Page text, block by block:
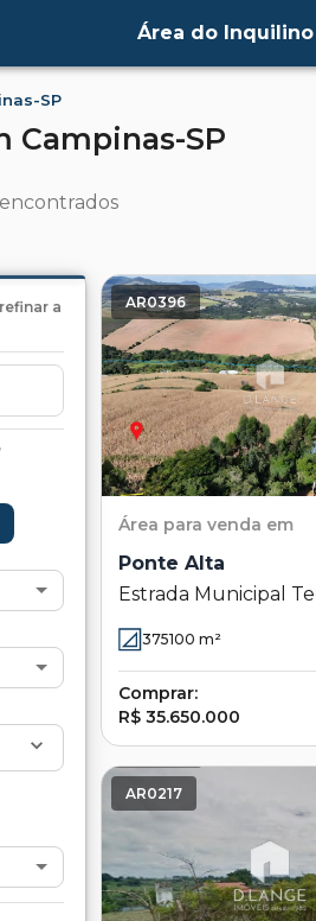
Área do Inquilino
SP
Campinas-SP
a
AR0396
Área para venda em
Ponte Alta
Estrada Municipal
Sugawara 80 - Ponte
Atibaia - SP
375100 m²
Comprar:
R$ 35.650.000
AR0217